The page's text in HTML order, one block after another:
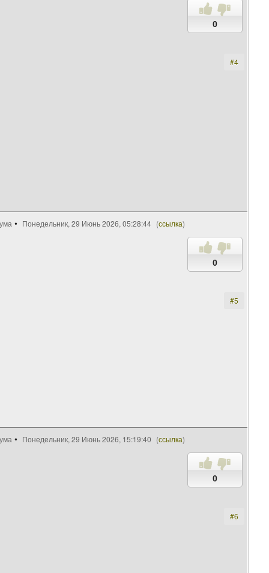
0
#4
Понедельник, 29 Июнь 2026, 05:28:44 (ссылка)
0
#5
Понедельник, 29 Июнь 2026, 15:19:40 (ссылка)
0
#6